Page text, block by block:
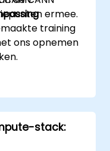
ermee.
training
ons opnemen
stack: